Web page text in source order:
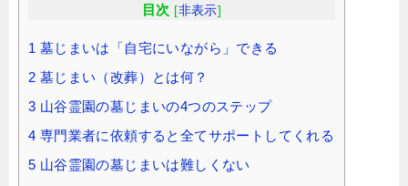
目次 [非表示]
1 墓じまいは「自宅にいながら」できる
2 墓じまい（改葬）とは何？
3 山谷霊園の墓じまいの4つのステップ
4 専門業者に依頼すると全てサポートしてくれる
5 山谷霊園の墓じまいは難しくない